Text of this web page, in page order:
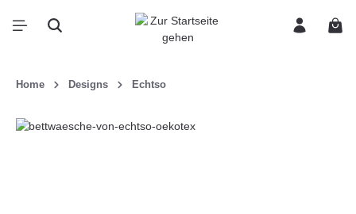
springen
Home Designs Echtso